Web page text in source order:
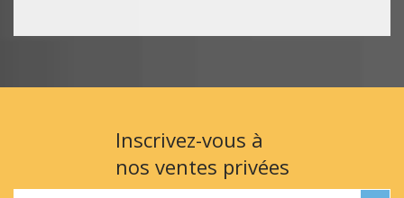
Inscrivez-vous à
nos ventes privées